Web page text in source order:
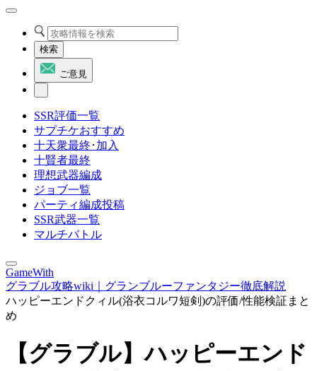
検索
ご意見
SSR評価一覧
サプチケおすすめ
十天衆最終･加入
十賢者最終
理想武器編成
ジョブ一覧
パーティ編成投稿
SSR武器一覧
マルチバトル
GameWith
グラブル攻略wiki｜グランブルーファンタジー徹底解説
ハッピーエンドクィル(浴衣コルワ短剣)の評価/性能検証まと
め
【グラブル】ハッピーエンド